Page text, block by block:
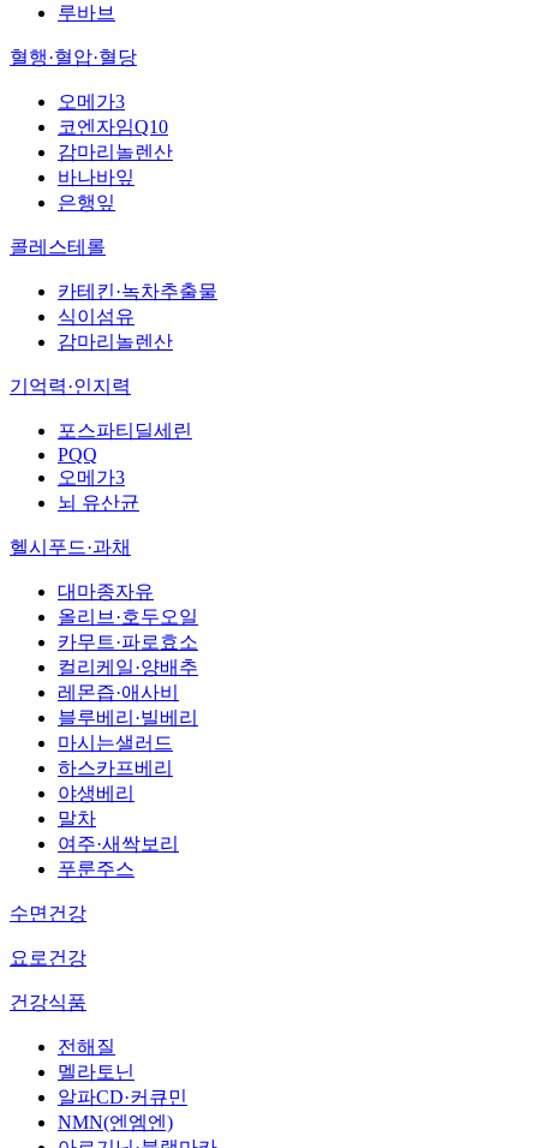
루바브
혈행·혈압·혈당
오메가3
코엔자임Q10
감마리놀렌산
바나바잎
은행잎
콜레스테롤
카테킨·녹차추출물
식이섬유
감마리놀렌산
기억력·인지력
포스파티딜세린
PQQ
오메가3
뇌 유산균
헬시푸드·과채
대마종자유
올리브·호두오일
카무트·파로효소
컬리케일·양배추
레몬즙·애사비
블루베리·빌베리
마시는샐러드
하스카프베리
야생베리
말차
여주·새싹보리
푸룬주스
수면건강
요로건강
건강식품
전해질
멜라토닌
알파CD·커큐민
NMN(엔엠엔)